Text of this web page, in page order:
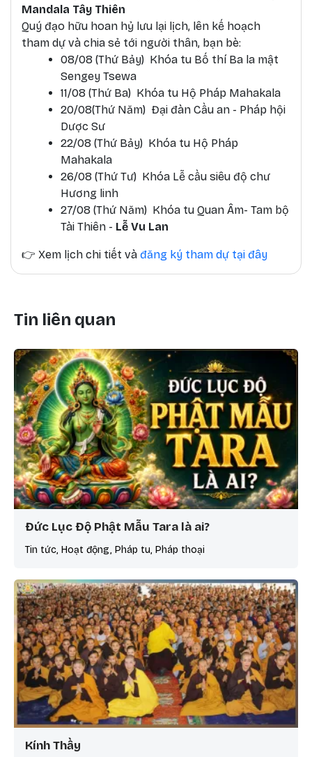
Mandala Tây Thiên
Quý đạo hữu hoan hỷ lưu lại lịch, lên kế hoạch
tham dự và chia sẻ tới người thân, bạn bè:
08/08 (Thứ Bảy) Khóa tu Bố thí Ba la mật
Sengey Tsewa
11/08 (Thứ Ba) Khóa tu Hộ Pháp Mahakala
20/08(Thứ Năm) Đại đàn Cầu an - Pháp hội
Dược Sư
22/08 (Thứ Bảy) Khóa tu Hộ Pháp
Mahakala
26/08 (Thứ Tư) Khóa Lễ cầu siêu độ chư
Hương linh
27/08 (Thứ Năm) Khóa tu Quan Âm- Tam bộ
Tài Thiên - Lễ Vu Lan
👉 Xem lịch chi tiết và đăng ký tham dự tại đây
Tin liên quan
Đức Lục Độ Phật Mẫu Tara là ai?
Tin tức, Hoạt động, Pháp tu, Pháp thoại
Kính Thầy